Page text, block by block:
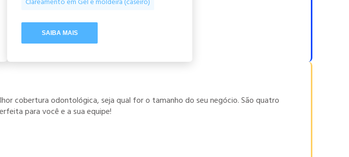
SAIBA MAIS
cobertura odontológica, seja qual for o tamanho do seu negócio. São quatro
para você e a sua equipe!